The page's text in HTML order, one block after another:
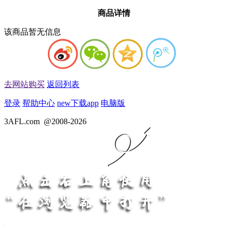
商品详情
该商品暂无信息
去网站购买 返回列表
登录 帮助中心 new下载app 电脑版
3AFL.com @2008-2026